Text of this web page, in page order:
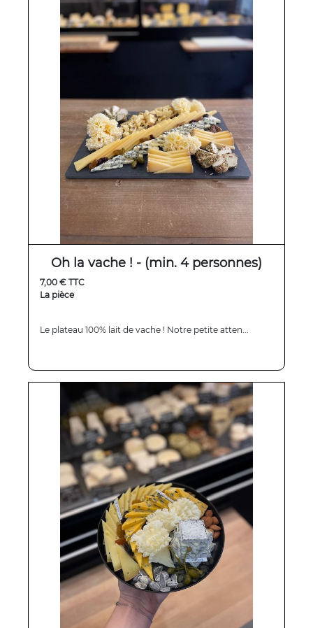
Oh la vache ! - (min. 4 personnes)
7,00 € TTC
La pièce
Le plateau 100% lait de vache ! Notre petite atten...